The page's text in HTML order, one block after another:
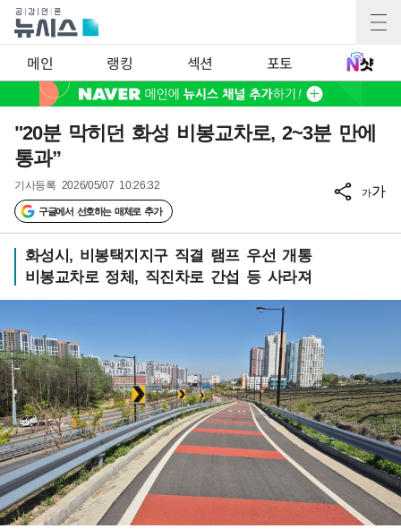
메인 랭킹 섹션 포토
"20분 막히던 화성 비봉교차로, 2~3분 만에
통과”
기사등록 2026/05/07 10:26:32
구글에서 선호하는 매체로 추가
가가
화성시, 비봉택지지구 직결 램프 우선 개통
비봉교차로 정체, 직진차로 간섭 등 사라져